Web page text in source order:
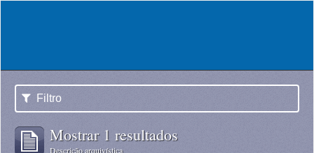
Filtro
Mostrar 1 resultados
Descrição arquivística